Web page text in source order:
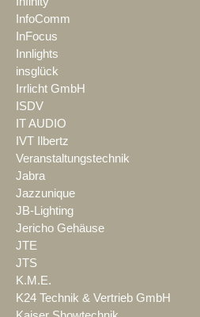
InfoComm
InFocus
Innlights
insglück
Irrlicht GmbH
ISDV
IT AUDIO
IVT Ilbertz
Veranstaltungstechnik
Jabra
Jazzunique
JB-Lighting
Jericho Gehäuse
JTE
JTS
K.M.E.
K24 Technik & Vertrieb GmbH